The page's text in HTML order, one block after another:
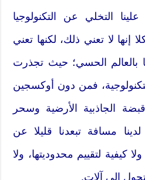
التخلي عن التكنولوجيا
إنها لا تعني ذلك، لكنها تعني
بالعالم الحسي؛ حيث تجذرت
التكنولوجية، فمن دون أوكسجين
الجاذبية الأرضية وسحر
مسافة تبعدنا قليلا عن
ولا كيفية لتقييم محدوديتها، ولا
إلى آلات.